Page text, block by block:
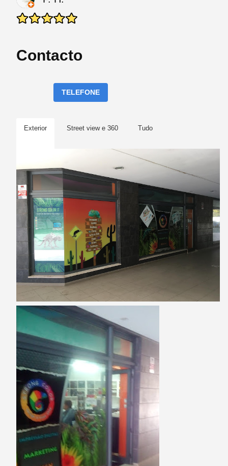
Contacto
TELEFONE
Exterior Street view e 360 Tudo